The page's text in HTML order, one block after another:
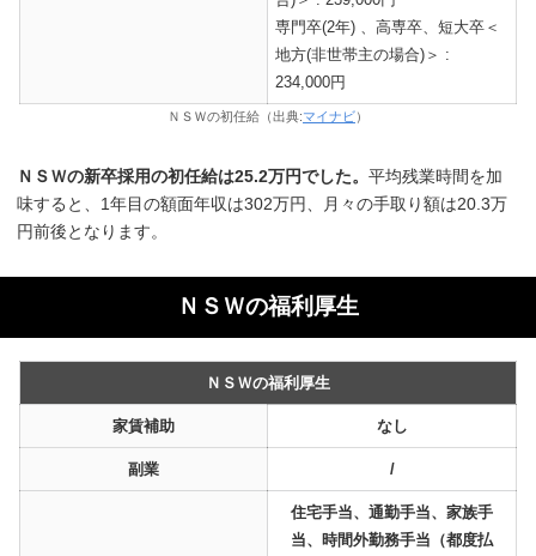
専門卒(2年) 、高専卒、短大卒＜
地方(非世帯主の場合)＞ :
234,000円
ＮＳＷの初任給（出典:マイナビ）
ＮＳＷの新卒採用の初任給は25.2万円でした。平均残業時間を加
味すると、1年目の額面年収は302万円、月々の手取り額は20.3万
円前後となります。
ＮＳＷの福利厚生
ＮＳＷの福利厚生
家賃補助 なし
副業 /
住宅手当、通勤手当、家族手
当、時間外勤務手当（都度払